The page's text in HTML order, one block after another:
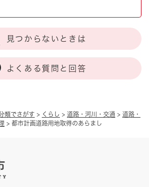
類でさがす > くらし > 道路・河川・交通 > 道路・
> 都市計画道路用地取得のあらまし
見つからないときは
よくある質問と回答